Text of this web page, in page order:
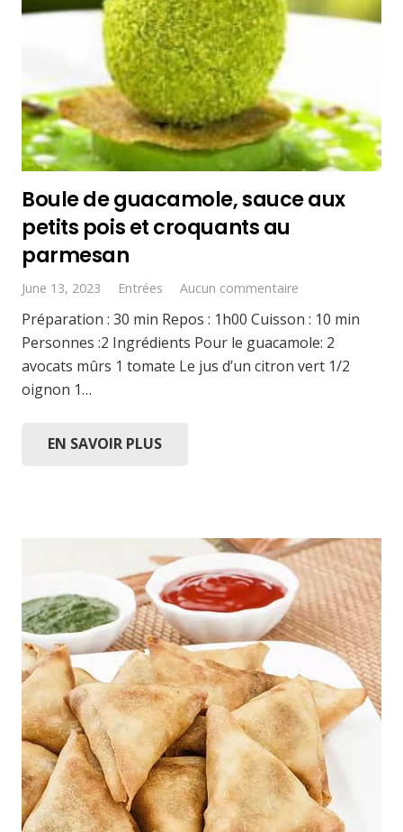
Boule de guacamole, sauce aux
petits pois et croquants au
parmesan
June 13, 2023 Entrées Aucun commentaire
Préparation : 30 min Repos : 1h00 Cuisson : 10 min
Personnes :2 Ingrédients Pour le guacamole: 2
avocats mûrs 1 tomate Le jus d’un citron vert 1/2
oignon 1…
EN SAVOIR PLUS